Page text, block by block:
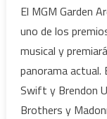
El MGM Garden
uno de los
musical y
panorama
Swift y Brendon
Brothers y